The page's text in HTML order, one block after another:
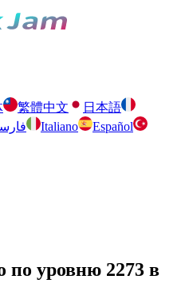
繁體中文
日本語
Italiano
Español
по уровню 2273 в